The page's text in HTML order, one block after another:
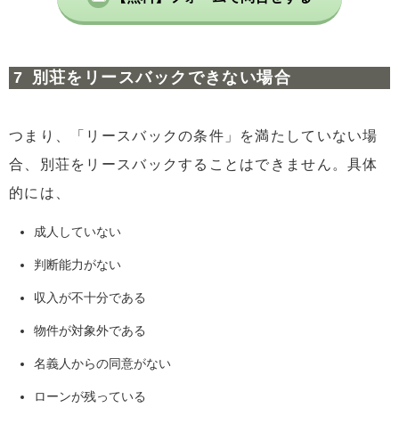
別荘をリースバックできない場合
つまり、「リースバックの条件」を満たしていない場
合、別荘をリースバックすることはできません。具体
的には、
成人していない
判断能力がない
収入が不十分である
物件が対象外である
名義人からの同意がない
ローンが残っている